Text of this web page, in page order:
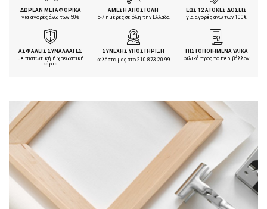
ΔΩΡΕΑΝ ΜΕΤΑΦΟΡΙΚΑ
για αγορές άνω των 50€
ΑΜΕΣΗ ΑΠΟΣΤΟΛΗ
5-7 ημέρες σε όλη την Ελλάδα
ΕΩΣ 12 ΑΤΟΚΕΣ ΔΟΣΕΙΣ
για αγορές άνω των 100€
ΑΣΦΑΛΕΙΣ ΣΥΝΑΛΛΑΓΕΣ
με πιστωτική ή χρεωστική
κάρτα
ΣΥΝΕΧΗΣ ΥΠΟΣΤΗΡΙΞΗ
καλέστε μας στο210.873.20.99
ΠΙΣΤΟΠΟΙΗΜΕΝΑ ΥΛΙΚΑ
φιλικά προς το περιβάλλον